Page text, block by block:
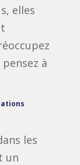
elles
à
les
un